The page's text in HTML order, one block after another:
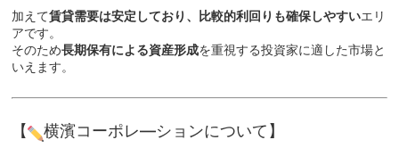
加えて賃貸需要は安定しており、比較的利回りも確保しやすいエリ
アです。
そのため長期保有による資産形成を重視する投資家に適した市場と
いえます。
【 横濱コーポレ―ションについて】